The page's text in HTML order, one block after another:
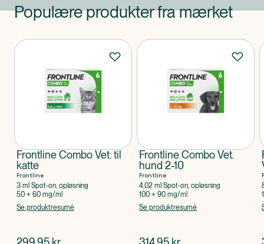
Populære produkter fra mærket
Produkter
Frontline Combo Vet. til
katte
Frontline
3 ml Spot-on, opløsning
50 + 60 mg/ml
Se produktresumé
$nuværende pris
Frontline Combo Vet.
hund 2-10
Frontline
4,02 ml Spot-on, opløsning
100 + 90 mg/ml
Se produktresumé
$nuværende pris